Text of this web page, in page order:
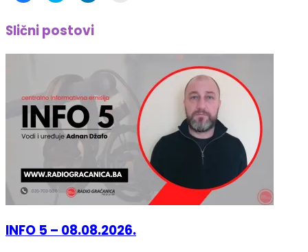
new
window)
new
window)
Slični postovi
INFO 5 – 08.08.2026.
8. Avgusta 2026.